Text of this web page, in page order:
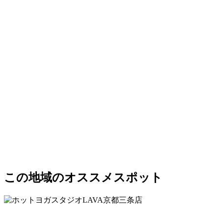
この地域のオススメスポット